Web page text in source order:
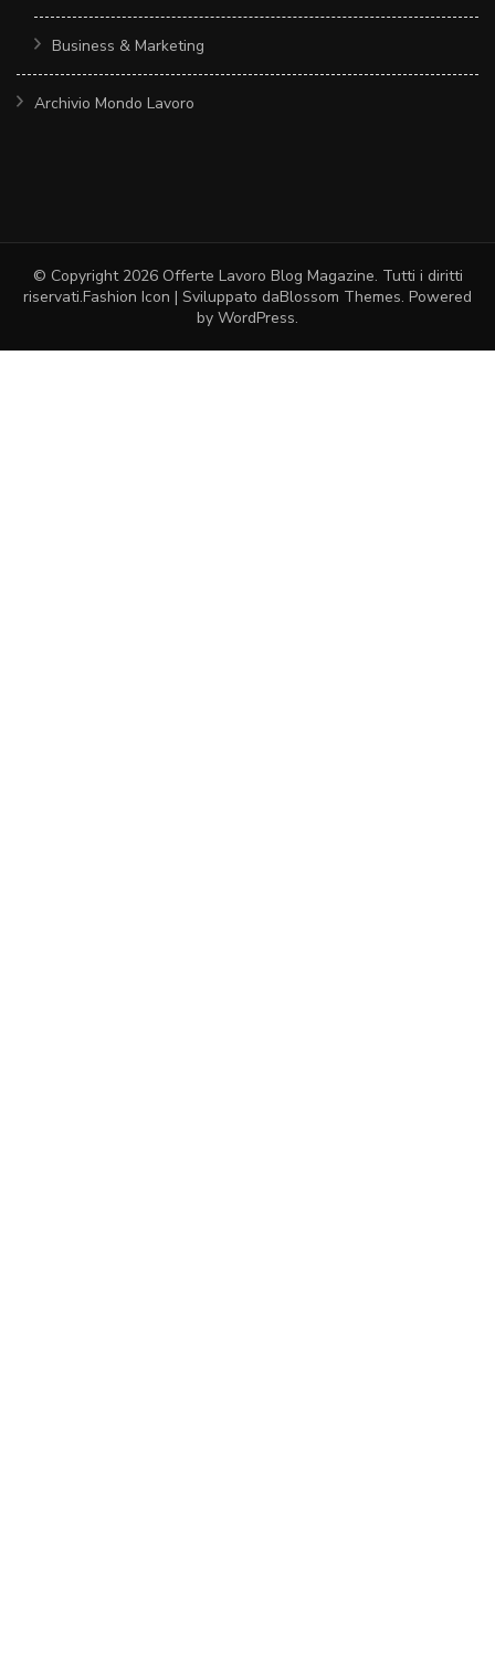
Business & Marketing
Archivio Mondo Lavoro
© Copyright 2026 Offerte Lavoro Blog Magazine. Tutti i diritti
riservati.Fashion Icon | Sviluppato daBlossom Themes. Powered
by WordPress.